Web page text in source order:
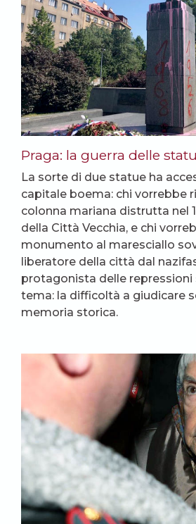
Praga: la guerra delle
La sorte di due statue ha
capitale boema: chi vorrebbe
colonna mariana distrutta nel
della Città Vecchia, e chi
monumento al maresciallo
liberatore della città dal
protagonista delle repressioni
tema: la difficoltà a giudicare
memoria storica.